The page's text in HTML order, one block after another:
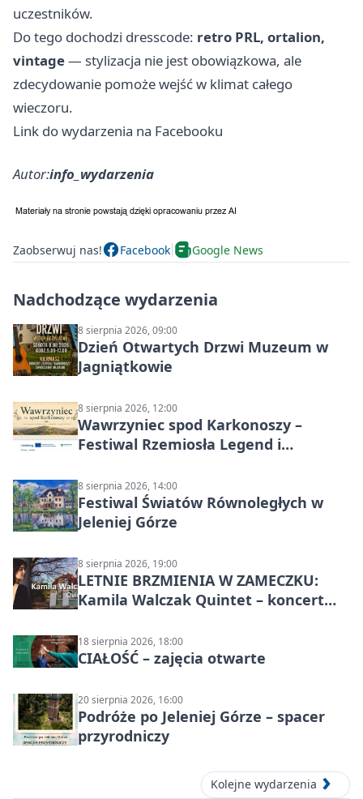
uczestników.
Do tego dochodzi dresscode: retro PRL, ortalion,
vintage— stylizacja nie jest obowiązkowa, ale
zdecydowanie pomoże wejść w klimat całego
wieczoru.
Link do wydarzenia na Facebooku
Autor:info_wydarzenia
Zaobserwuj nas! Facebook Google News
Nadchodzące wydarzenia
8 sierpnia 2026, 09:00
Dzień Otwartych Drzwi Muzeum w
Jagniątkowie
8 sierpnia 2026, 12:00
Wawrzyniec spod Karkonoszy –
Festiwal Rzemiosła Legend i
8 sierpnia 2026, 14:00
Festiwal Światów Równoległych w
Jeleniej Górze
8 sierpnia 2026, 19:00
LETNIE BRZMIENIA W ZAMECZKU:
Kamila Walczak Quintet – koncert
18 sierpnia 2026, 18:00
CIAŁOŚĆ – zajęcia otwarte
20 sierpnia 2026, 16:00
Podróże po Jeleniej Górze – spacer
przyrodniczy
Kolejne wydarzenia